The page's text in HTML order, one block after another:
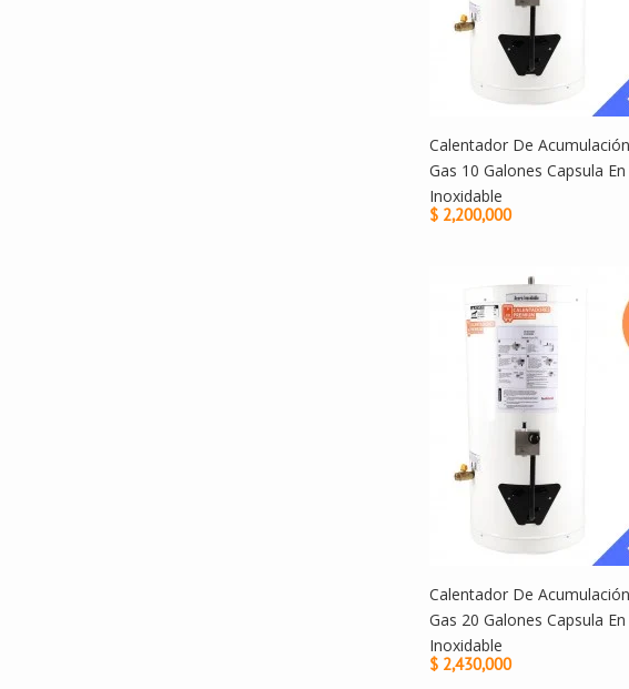
Calentador De
Gas 10 Galones Capsula
Inoxidable
$ 2,200,000
Calentador De
Gas 20 Galones Capsula
Inoxidable
$ 2,430,000